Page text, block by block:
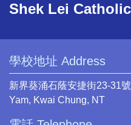
Shek Lei
學校地址 Address
新界葵涌石蔭安捷街23-31
Yam, Kwai Chung, NT